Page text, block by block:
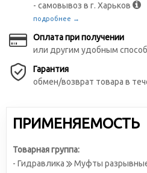
- самовывоз в г. Харьков
подробнее →
Оплата при получении
или другим удобным
Гарантия
обмен/возврат товара в
ПРИМЕНЯЕМОСТЬ
Товарная группа:
- Гидравлика
Муфты